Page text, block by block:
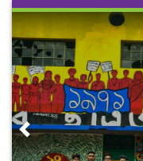
Skip
content
Previous